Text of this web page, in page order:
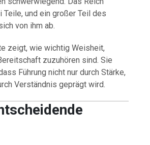
Teile, und ein großer Teil des
von ihm ab.
zeigt, wie wichtig Weisheit,
zuzuhören sind. Sie
Führung nicht nur durch Stärke,
Verständnis geprägt wird.